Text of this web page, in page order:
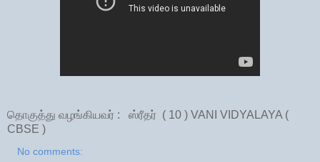
தொகுத்து வழங்கியவர் : ஸ்ரீதர் ( 10 ) VANI VIDYALAYA (
CBSE )
No comments: